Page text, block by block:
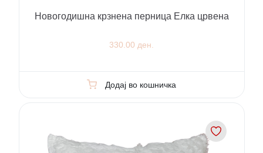
Новогодишна крзнена перница Елка црвена
330.00 ден.
Додај во кошничка